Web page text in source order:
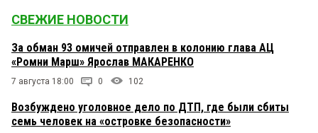
СВЕЖИЕ НОВОСТИ
За обман 93 омичей отправлен в колонию глава АЦ
«Ромни Марш» Ярослав МАКАРЕНКО
7 августа 18:00 0 102
Возбуждено уголовное дело по ДТП, где были сбиты
семь человек на «островке безопасности»